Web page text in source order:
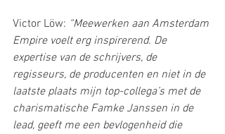
Victor Löw: “Meewerken aan Amsterdam
Empire voelt erg inspirerend. De
expertise van de schrijvers, de
regisseurs, de producenten en niet in de
laatste plaats mijn top-collega’s met de
charismatische Famke Janssen in de
lead, geeft me een bevlogenheid die